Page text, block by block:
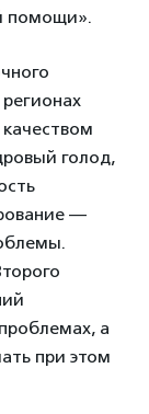
помощи».
голод,
—
а
при этом